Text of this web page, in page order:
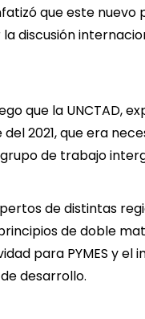
que este nuevo
discusión
que la UNCTAD,
2021, que era
de trabajo
de distintas
de doble
para PYMES y el
desarrollo.